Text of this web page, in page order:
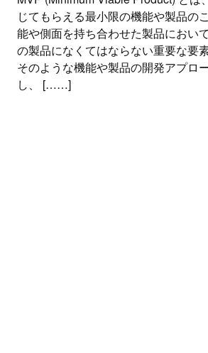
じてもらえる最小限の機能や製品の
能や側面を持ち合わせた製品におい
の製品になくてはならない重要な要
そのような機能や製品の開発アプロ
し、 [……]